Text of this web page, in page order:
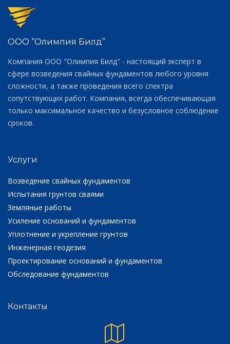
ООО “Олимпия Билд”
Компания ООО "Олимпия Билд" - настоящий эксперт в
сфере возведения свайных фундаментов любого уровня
сложности, а также проведения всего спектра
сопутствующих работ. Компания, всегда обеспечивающая
только максимальное качество и безусловное соблюдение
сроков.
Услуги
Возведение свайных фундаментов
Испытания грунтов сваями
Земляные работы
Усиление оснований и фундаментов
Уплотнение и укрепление грунтов
Инженерная геодезия
Проектирование оснований и фундаментов
Обследование фундаментов
Контакты